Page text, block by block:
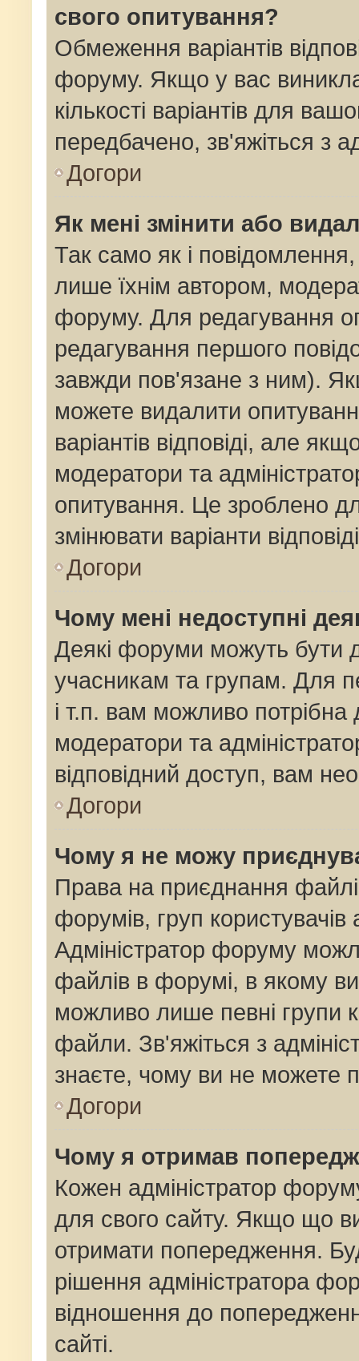
свого опитування?
Обмеження варіантів
форуму. Якщо у вас виникла
кількості варіантів для
передбачено, зв'яжіться з
Догори
Як мені змінити або
Так само як і
лише їхнім автором,
форуму. Для редагування
редагування першого
завжди пов'язане з ним).
можете видалити
варіантів відповіді, але
модератори та
опитування. Це зроблено
змінювати варіанти
Догори
Чому мені недоступні
Деякі форуми можуть бути
учасникам та групам. Для
і т.п. вам можливо
модератори та
відповідний доступ, вам
Догори
Чому я не можу
Права на приєднання
форумів, груп
Адміністратор форуму
файлів в форумі, в якому
можливо лише певні групи
файли. Зв'яжіться з
знаєте, чому ви не можете
Догори
Чому я отримав
Кожен адміністратор
для свого сайту. Якщо що
отримати попередження.
рішення адміністратора
відношення до
сайті.